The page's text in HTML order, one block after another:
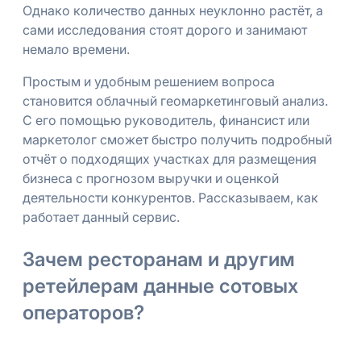
Однако количество данных неуклонно растёт, а
сами исследования стоят дорого и занимают
немало времени.
Простым и удобным решением вопроса
становится облачный геомаркетинговый анализ.
С его помощью руководитель, финансист или
маркетолог сможет быстро получить подробный
отчёт о подходящих участках для размещения
бизнеса с прогнозом выручки и оценкой
деятельности конкурентов. Рассказываем, как
работает данный сервис.
Зачем ресторанам и другим
ретейлерам данные сотовых
операторов?